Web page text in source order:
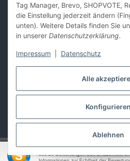
Alle
Konfigurieren
Ablehnen
Tag Manager, Brevo, SHOPVOTE,
die Einstellung jederzeit ändern
unten). Weitere Details finden Sie
in unserer Datenschutzerklärung.
Impressum Datenschutz
Informationen
Zahlung und Versand
Vertrag
* Alle Preise inkl. gesetzlicher USt., zzgl.
© Altic GmbH
Powered byJTL-
SEHR GUT (4.65 / 5)
aus20Bewertungen bei: amazon.de,